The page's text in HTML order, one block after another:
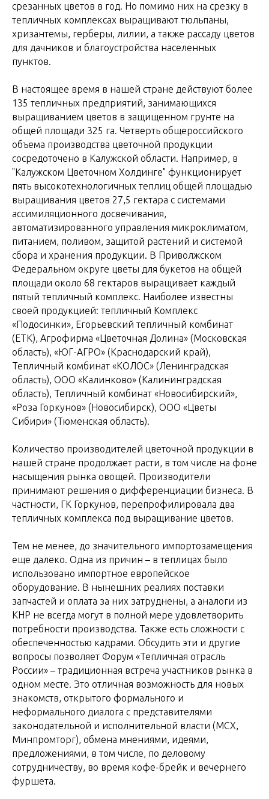
срезанных цветов в год. Но помимо них на срезку в
тепличных комплексах выращивают тюльпаны,
хризантемы, герберы, лилии, а также рассаду цветов
для дачников и благоустройства населенных
пунктов.
В настоящее время в нашей стране действуют более
135 тепличных предприятий, занимающихся
выращиванием цветов в защищенном грунте на
общей площади 325 га. Четверть общероссийского
объема производства цветочной продукции
сосредоточено в Калужской области. Например, в
"Калужском Цветочном Холдинге" функционирует
пять высокотехнологичных теплиц общей площадью
выращивания цветов 27,5 гектара с системами
ассимиляционного досвечивания,
автоматизированного управления микроклиматом,
питанием, поливом, защитой растений и системой
сбора и хранения продукции. В Приволжском
Федеральном округе цветы для букетов на общей
площади около 68 гектаров выращивает каждый
пятый тепличный комплекс. Наиболее известны
своей продукцией: тепличный Комплекс
«Подосинки», Егорьевский тепличный комбинат
(ЕТК), Агрофирма «Цветочная Долина» (Московская
область), «ЮГ-АГРО» (Краснодарский край),
Тепличный комбинат «КОЛОС» (Ленинградская
область), ООО «Калинково» (Калининградская
область), Тепличный комбинат «Новосибирский»,
«Роза Горкунов» (Новосибирск), ООО «Цветы
Сибири» (Тюменская область).
Количество производителей цветочной продукции в
нашей стране продолжает расти, в том числе на фоне
насыщения рынка овощей. Производители
принимают решения о дифференциации бизнеса. В
частности, ГК Горкунов, перепрофилировала два
тепличных комплекса под выращивание цветов.
Тем не менее, до значительного импортозамещения
еще далеко. Одна из причин – в теплицах было
использовано импортное европейское
оборудование. В нынешних реалиях поставки
запчастей и оплата за них затруднены, а аналоги из
КНР не всегда могут в полной мере удовлетворить
потребности производства. Также есть сложности с
обеспеченностью кадрами. Обсудить эти и другие
вопросы позволяет Форум «Тепличная отрасль
России» – традиционная встреча участников рынка в
одном месте. Это отличная возможность для новых
знакомств, открытого формального и
неформального диалога с представителями
законодательной и исполнительной власти (МСХ,
Минпромторг), обмена мнениями, идеями,
предложениями, в том числе, по деловому
сотрудничеству, во время кофе-брейк и вечернего
фуршета.